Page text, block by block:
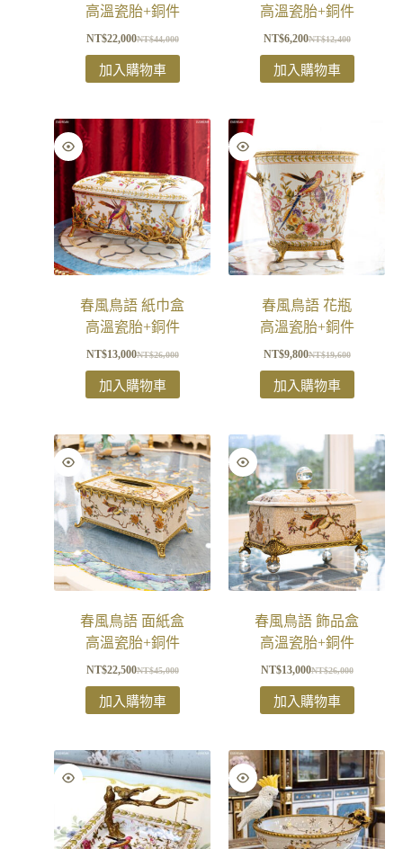
高溫瓷胎+銅件
NT$44,000
NT$22,000
加入購物車
高溫瓷胎+銅件
NT$12,400
NT$6,200
加入購物車
春風鳥語 紙巾盒
高溫瓷胎+銅件
NT$26,000
NT$13,000
加入購物車
春風鳥語 花瓶
高溫瓷胎+銅件
NT$19,600
NT$9,800
加入購物車
春風鳥語 面紙盒
高溫瓷胎+銅件
NT$45,000
NT$22,500
加入購物車
春風鳥語 飾品盒
高溫瓷胎+銅件
NT$26,000
NT$13,000
加入購物車